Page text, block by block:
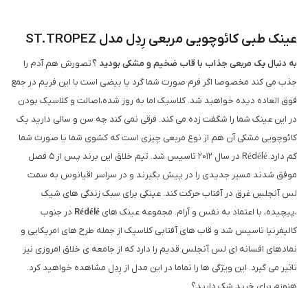
عینک طبی کائوچویی مربعی رِدِل مدل ST.TROPEZ
به دنبال یک مربعی جذاب با قاب ضخیم و مشکی بودید ؟تصورش هم آدم را
جذب می کند مخصوصا اگر فرم صورت شما گرد یا بیضی است با این فریم در جمع
فوق العاده دیده خواهید شد. کلاسیک اما به روز شده،اصالت و کلاسیک بودن
در این عینک شما را شگفت زده می کند. فرقی نمی کند چه سن و سالی دارید یک
کائوچویی مشکی آن هم از نوع مربعی چیزی است که کشوی شما یا صورت شما
کم دارد. Rédélé در سال 2012 تاسیس شد. تیم خلاق این برند پس از 5 فصل
موفق شدند مسیر جدیدی را در پیش بگیرند و در سراسر اقیانوس به سمت
لس آنجلسِ غرق در آفتاب حرکت کند. عینکی برای سبک زندگی های شیک
،پیچیده، با اعتماد به نفس و آرام. مجموعه عینک های Rédélé در جنوب
کالیفرنیا تاسیس شد و قاب های آفتابی کلاسیک از جمله طرح های امریکایی و
نمادهای افسانه ای لس آنجلس قدیم را دارد که از جامعه ی خلاق امروزی نیز
تاثیر می گیرد. این ویژگی ها را تماما در این مدل از رِدِل مشاهده خواهید کرد.